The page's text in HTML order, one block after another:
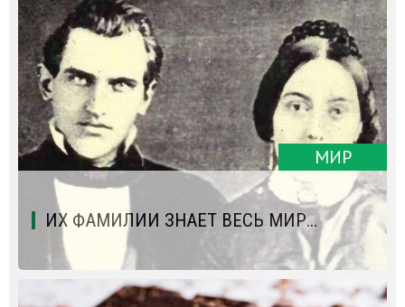
МИР
ИХ ФАМИЛИИ ЗНАЕТ ВЕСЬ МИР…